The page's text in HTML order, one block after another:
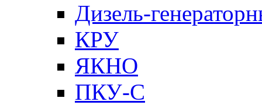
Дизель-
КРУ
ЯКНО
ПКУ-С